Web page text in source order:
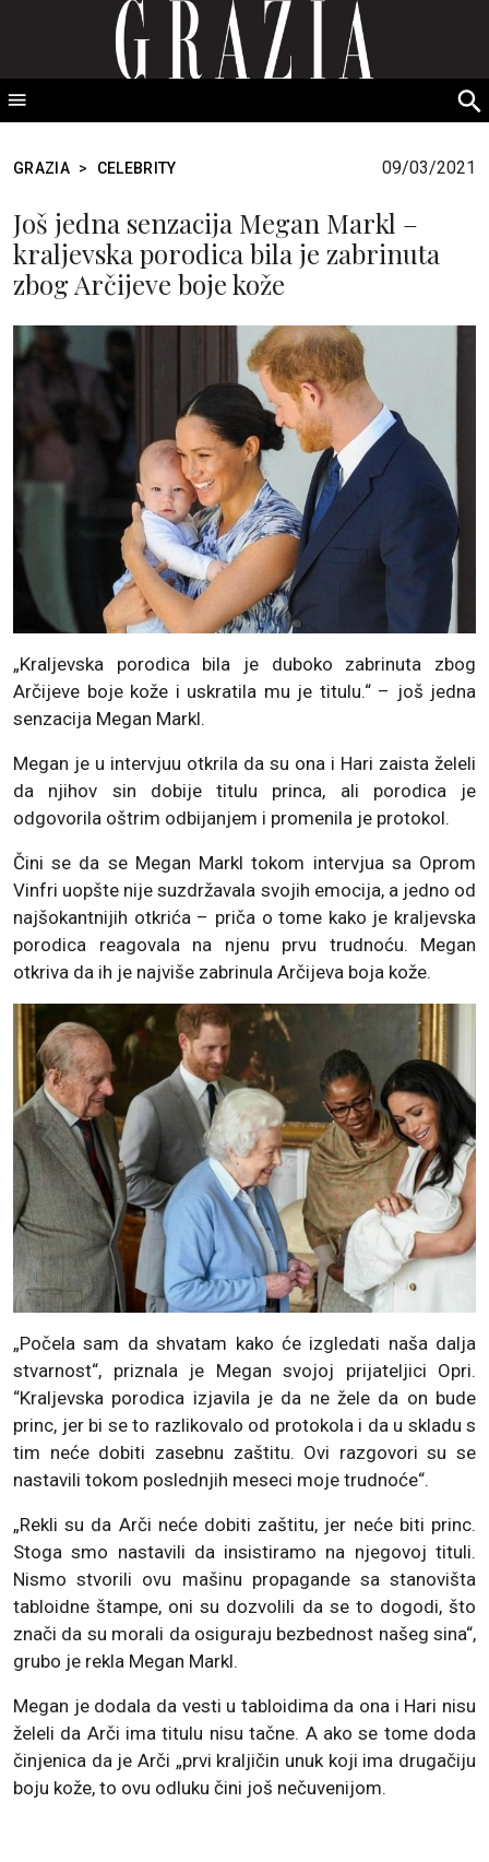
GRAZIA Srbija
GRAZIA > CELEBRITY 09/03/2021
Još jedna senzacija Megan Markl –
kraljevska porodica bila je zabrinuta
zbog Arčijeve boje kože
„Kraljevska porodica bila je duboko zabrinuta zbog
Arčijeve boje kože i uskratila mu je titulu.“ – još jedna
senzacija Megan Markl.
Megan je u intervjuu otkrila da su ona i Hari zaista želeli
da njihov sin dobije titulu princa, ali porodica je
odgovorila oštrim odbijanjem i promenila je protokol.
Čini se da se Megan Markl tokom intervjua sa Oprom
Vinfri uopšte nije suzdržavala svojih emocija, a jedno od
najšokantnijih otkrića – priča o tome kako je kraljevska
porodica reagovala na njenu prvu trudnoću. Megan
otkriva da ih je najviše zabrinula Arčijeva boja kože.
„Počela sam da shvatam kako će izgledati naša dalja
stvarnost“, priznala je Megan svojoj prijateljici Opri.
“Kraljevska porodica izjavila je da ne žele da on bude
princ, jer bi se to razlikovalo od protokola i da u skladu s
tim neće dobiti zasebnu zaštitu. Ovi razgovori su se
nastavili tokom poslednjih meseci moje trudnoće“.
„Rekli su da Arči neće dobiti zaštitu, jer neće biti princ.
Stoga smo nastavili da insistiramo na njegovoj tituli.
Nismo stvorili ovu mašinu propagande sa stanovišta
tabloidne štampe, oni su dozvolili da se to dogodi, što
znači da su morali da osiguraju bezbednost našeg sina“,
grubo je rekla Megan Markl.
Megan je dodala da vesti u tabloidima da ona i Hari nisu
želeli da Arči ima titulu nisu tačne. A ako se tome doda
činjenica da je Arči „prvi kraljičin unuk koji ima drugačiju
boju kože, to ovu odluku čini još nečuvenijom.